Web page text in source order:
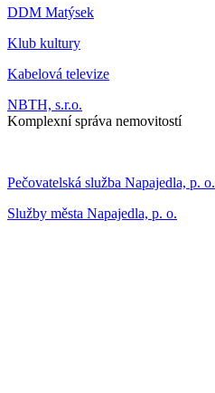
DDM Matýsek
Klub kultury
Kabelová televize
NBTH, s.r.o.
Komplexní správa nemovitostí
Pečovatelská služba Napajedla, p. o.
Služby města Napajedla, p. o.